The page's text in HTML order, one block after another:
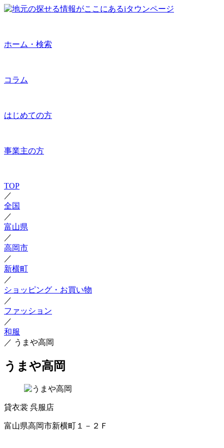
ホーム・検索
コラム
はじめての方
事業主の方
TOP
／
全国
／
富山県
／
高岡市
／
新横町
／
ショッピング・お買い物
／
ファッション
／
和服
／ うまや高岡
うまや高岡
貸衣裳 呉服店
富山県高岡市新横町１－２Ｆ